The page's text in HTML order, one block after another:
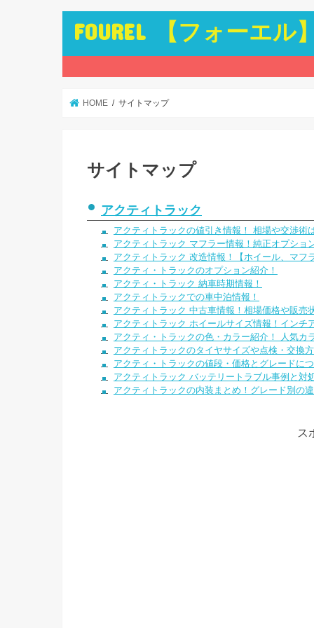
FOUREL 【フォーエル
HOME サイトマップ
サイトマップ
アクティトラック
アクティトラックの値引き情報！ 相場や交渉術
アクティトラック マフラー情報！純正オプシ
アクティトラック 改造情報！【ホイール、マフ
アクティ・トラックのオプション紹介！
アクティ・トラック 納車時期情報！
アクティトラックでの車中泊情報！
アクティトラック 中古車情報！相場価格や販売
アクティトラック ホイールサイズ情報！インチ
アクティ・トラックの色・カラー紹介！ 人気カ
アクティトラックのタイヤサイズや点検・交換
アクティ・トラックの値段・価格とグレードに
アクティトラック バッテリートラブル事例と対
アクティトラックの内装まとめ！グレード別の
ス